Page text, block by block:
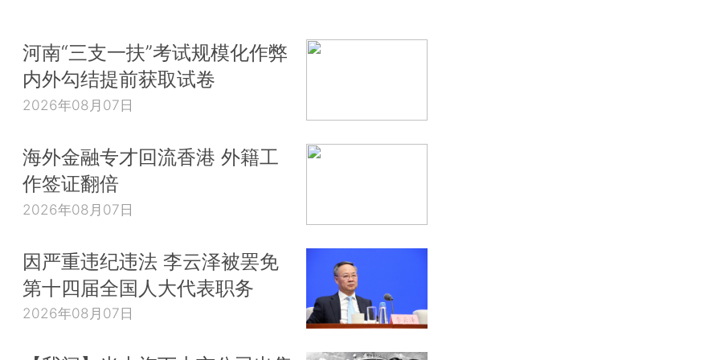
河南“三支一扶”考试规模化作弊
内外勾结提前获取试卷
2026年08月07日
海外金融专才回流香港 外籍工
作签证翻倍
2026年08月07日
因严重违纪违法 李云泽被罢免
第十四届全国人大代表职务
2026年08月07日